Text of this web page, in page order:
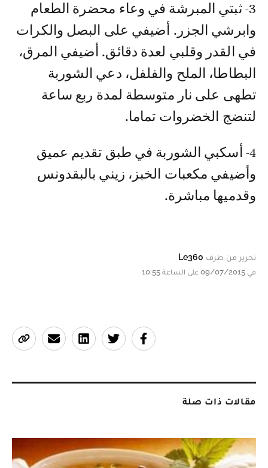
‏3- ثبتي المبرشة في وعاء محضرة الطعام
وابرشي الجزر. أضيفي على البصل والكرات
في ‏القدر وقلبي لعدة دقائق. أضيفي المرق،
البطاطا، الملح والفلفل، دعي الشوربة
تطهى على نار ‏متوسطة لمدة ربع ساعة
لتنضج الخضروات تماما‎.‎
‏4- أسكبي الشوربة في طبق تقديم عميق
وأضيفي مكعبات الخبز، زيني بالبقدونس
وقدميها ‏مباشرة.‏
تحرير من طرف Le360
في 09/07/2015 على الساعة 10:55
مقالات ذات صلة